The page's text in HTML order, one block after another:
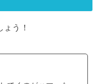
う！